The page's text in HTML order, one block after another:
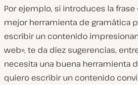
Por ejemplo, si introduces la frase
mejor herramienta de gramática
escribir un contenido
web», te da diez sugerencias,
necesita una buena herramienta
quiero escribir un contenido